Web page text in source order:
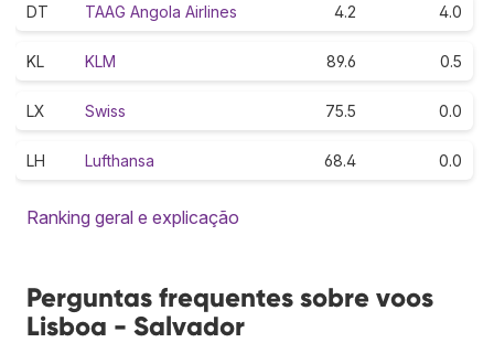
DT TAAG Angola Airlines 4.2 4.0
KL KLM 89.6 0.5
LX Swiss 75.5 0.0
LH Lufthansa 68.4 0.0
Ranking geral e explicação
Perguntas frequentes sobre voos
Lisboa - Salvador